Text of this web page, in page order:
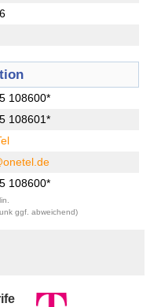
108600*
108601*
108600*
ggf. abweichend)